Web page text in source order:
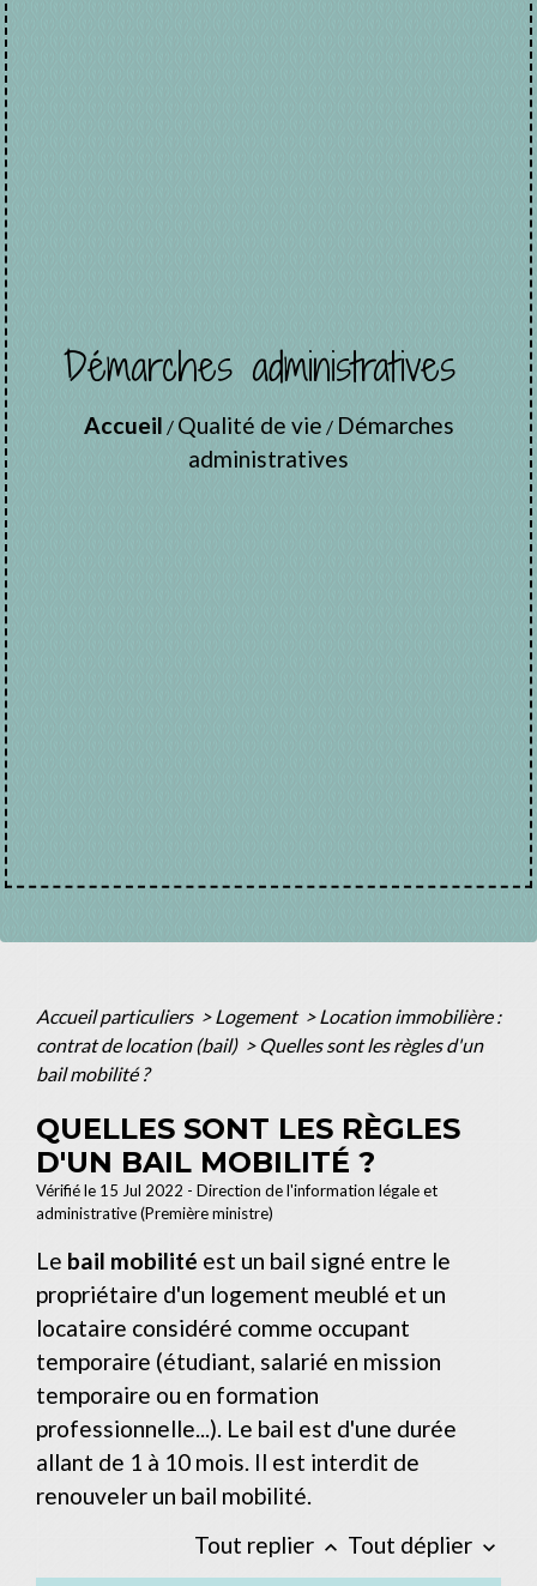
Démarches administratives
Accueil / Qualité de vie / Démarches
administratives
Accueil particuliers > Logement > Location immobilière :
contrat de location (bail) > Quelles sont les règles d'un
bail mobilité ?
QUELLES SONT LES RÈGLES
D'UN BAIL MOBILITÉ ?
Vérifié le 15 Jul 2022 - Direction de l'information légale et
administrative (Première ministre)
Le bail mobilité est un bail signé entre le
propriétaire d'un logement meublé et un
locataire considéré comme occupant
temporaire (étudiant, salarié en mission
temporaire ou en formation
professionnelle...). Le bail est d'une durée
allant de 1 à 10 mois. Il est interdit de
renouveler un bail mobilité.
Tout replier keyboard_arrow_up Tout déplier keyboard_arrow_down